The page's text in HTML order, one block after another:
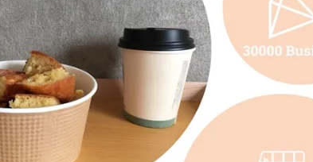
映像・映画 書籍・雑誌出版
ビジネス・起業 チャレンジ
まちづくり・地域活性化